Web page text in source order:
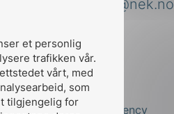
et personlig
trafikken vår.
vårt, med
som
tilgjengelig for
nek@nek.no
developed by Stem Agency